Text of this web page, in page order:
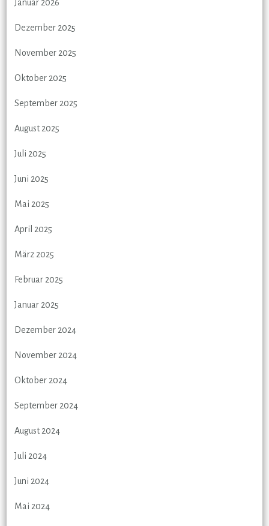
Januar 2026
Dezember 2025
November 2025
Oktober 2025
September 2025
August 2025
Juli 2025
Juni 2025
Mai 2025
April 2025
März 2025
Februar 2025
Januar 2025
Dezember 2024
November 2024
Oktober 2024
September 2024
August 2024
Juli 2024
Juni 2024
Mai 2024